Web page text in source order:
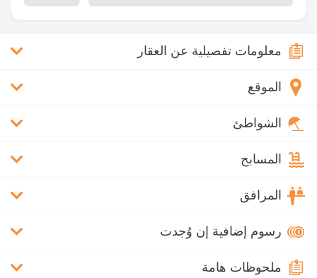
معلومات تفصيلية عن العقار
الموقع
الشواطئ
المسابح
المرافق
رسوم إضافية إن وُجدت
ملحوظات هامة